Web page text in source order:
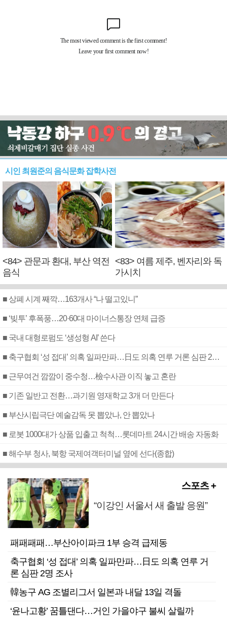
시인 최원준의 음식문화 잡학사전
<84> 관문과 환대, 부산 역전
음식
<83> 여름 제주, 벤자리와 독
가시치
■ 상폐 시계 째깍…163개사 “나 떨고있니”
■ ‘빚투’ 후폭풍…20·60대 마이너스통장 연체 급증
■ 국내 대형로펌도 ‘생성형 AI’ 쓴다
■ 축구협회 ‘성 접대’ 의혹 일파만파…日도 의혹 연루 거론 심판 2명 조사
■ 근무여건 깜깜이 중수청…檢수사관 이직 놓고 혼란
■ 기존 일반고 전환…과기원 영재학교 3개 더 만든다
■ 부산시립극단 예술감독 못 뽑았나, 안 뽑았나
■ 로봇 1000대가 상품 입출고 척척…롯데마트 24시간 배송 자동화
■ 해수부 청사, 북항 국제여객터미널 옆에 선다(종합)
스포츠 +
“이강인 서울서 새 출발 응원”
패패패패…부산아이파크 1부 승격 급제동
축구협회 ‘성 접대’ 의혹 일파만파…日도 의혹 연루 거
론 심판 2명 조사
韓농구 AG 조별리그서 일본과 내달 13일 격돌
‘윤나고황’ 꿈틀댄다…거인 가을야구 불씨 살릴까